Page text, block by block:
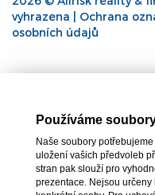
vyhrazena | Ochrana
osobních údajů
Používáme
Naše soubory
uložení vašich předvoleb
stran pak slouží pro
prezentace. Nejsou